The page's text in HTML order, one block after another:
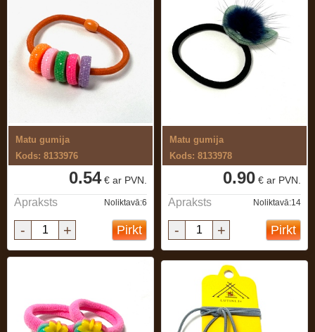
Matu gumija
Kods: 8133976
0.54€ ar PVN.
Apraksts Noliktavā:6
- + Pirkt
Matu gumija
Kods: 8133978
0.90 € ar PVN.
Apraksts Noliktavā:14
- + Pirkt